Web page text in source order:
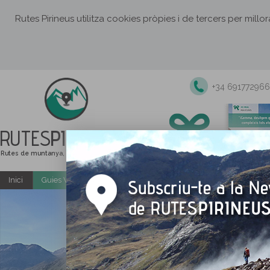
Rutes Pirineus utilitza cookies pròpies i de tercers per
RUTESPIRINEUS
Rutes de muntanya, senderisme i excursions
+34 691772966
Inici Guies Web i PDF gratuïtes Excursions i activitats